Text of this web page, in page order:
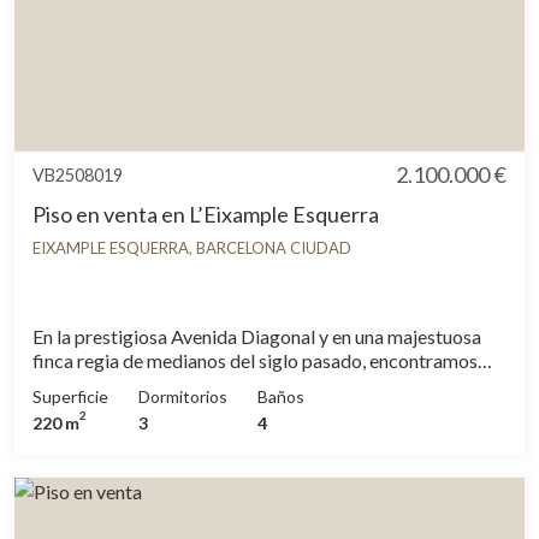
VB2508019
2.100.000 €
Piso en venta en L’Eixample Esquerra
EIXAMPLE ESQUERRA, BARCELONA CIUDAD
En la prestigiosa Avenida Diagonal y en una majestuosa
finca regia de medianos del siglo pasado, encontramos
posterior, a través de tres balcones a la calle y a una
pequeña terraza y una galería orientados a un patio
enmarcan una reforma con acabados extremadamente
estudiados y materiales de alta calidad, todo ello con un
Superficie
220 m2
Dormitorios
3
Baños
4